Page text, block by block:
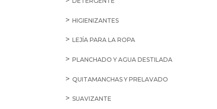
HIGIENIZANTES
LEJÍA PARA LA ROPA
PLANCHADO Y AGUA DESTILADA
QUITAMANCHAS Y PRELAVADO
SUAVIZANTE